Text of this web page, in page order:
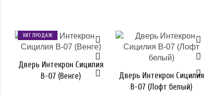
ХИТ ПРОДАЖ
Дверь Интекрон Сицилия
В-07 (Венге)
Дверь Интекрон Сицилия
В-07 (Лофт белый)